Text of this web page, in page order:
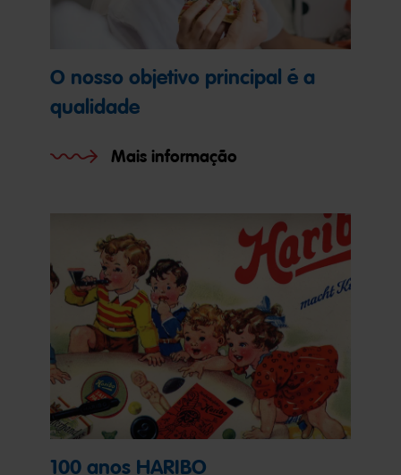
O nosso objetivo principal é a
qualidade
Mais informação
100 anos HARIBO